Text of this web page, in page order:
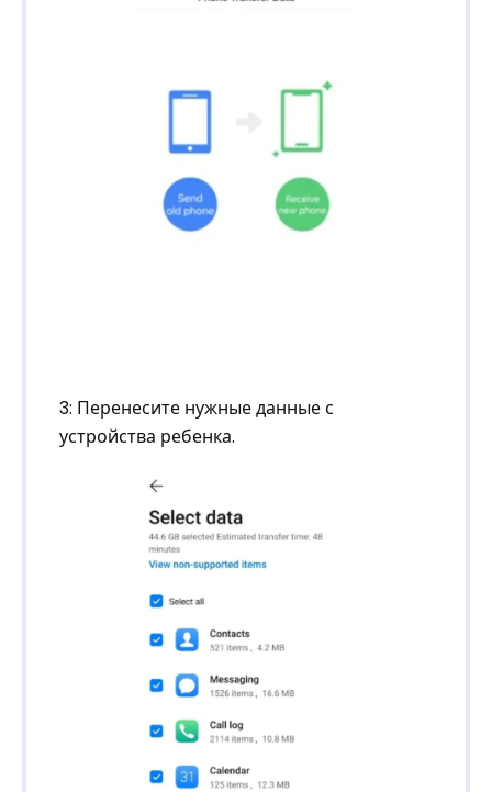
3: Перенесите нужные данные с
устройства ребенка.